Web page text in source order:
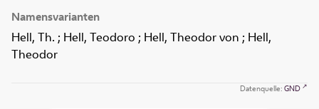
Namensvarianten
Hell, Th. ; Hell, Teodoro ; Hell, Theodor von ; Hell,
Theodor
Datenquelle: GND